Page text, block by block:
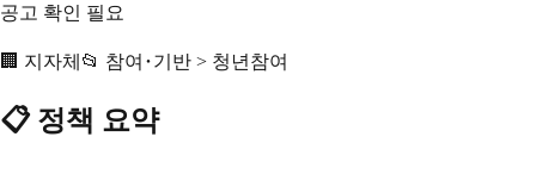
공고 확인 필요
🏢 지자체 📂 참여･기반 > 청년참여
📋 정책 요약